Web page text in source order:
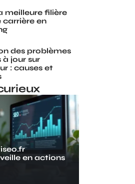
meilleure filière
carrière en
des problèmes
à jour sur
: causes et
en actions